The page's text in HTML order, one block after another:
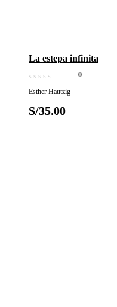
La estepa infinita
0
Esther Hautzig
S/35.00